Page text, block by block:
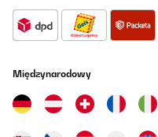
auch absolut
beurteilen, wird aber
Międzynarodowy